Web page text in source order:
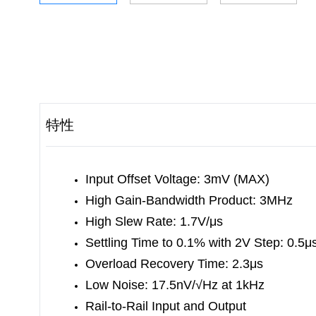
特性
Input Offset Voltage: 3mV (MAX)
High Gain-Bandwidth Product: 3MHz
High Slew Rate: 1.7V/μs
Settling Time to 0.1% with 2V Step:
Overload Recovery Time: 2.3μs
Low Noise: 17.5nV/√Hz at 1kHz
Rail-to-Rail Input and Output